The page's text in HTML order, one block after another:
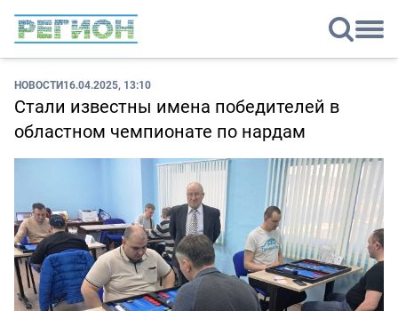
НОВОСТИ16.04.2025, 13:10
Стали известны имена победителей в
областном чемпионате по нардам